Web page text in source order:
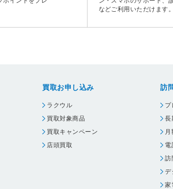
などご利用いただけます。
買取お申し込み
ラクウル
買取対象商品
買取キャンペーン
店頭買取
訪
プ
長
月
電
訪
デ
家